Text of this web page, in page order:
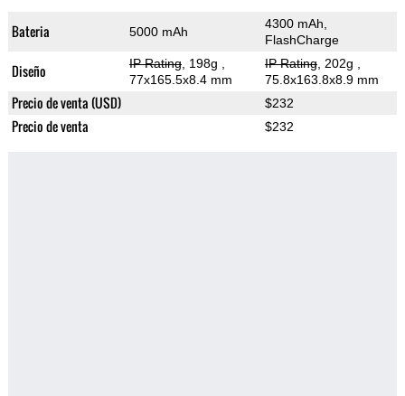
Bateria 5000 mAh
4300 mAh,
FlashCharge
Diseño IP Rating, 198g
77x165.5x8.4 mm
IP Rating, 202g
75.8x163.8x8.9 mm
Precio de venta (USD) $232
Precio de venta $232